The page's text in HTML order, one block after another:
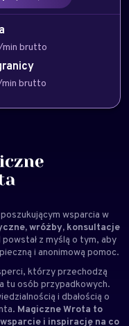
min brutto
min brutto
wsparcia w
wróżby, konsultacje
z myślą o tym, aby
i anonimową pomoc.
, którzy przechodzą
tu osób przypadkowych.
i dbałością o
Magiczne Wrota to
i inspirację na co